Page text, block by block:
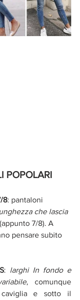
POPOLARI
8: pantaloni
che lascia
(appunto 7/8). A
pensare subito
: larghi In fondo e
, comunque
e sotto il